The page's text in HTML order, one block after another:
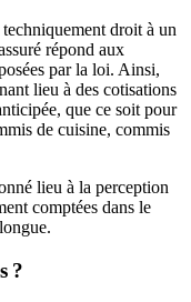
droit à un
répond aux
par la loi. Ainsi,
lieu à des cotisations
que ce soit pour
de cuisine, commis
lieu à la perception
comptées dans le
?